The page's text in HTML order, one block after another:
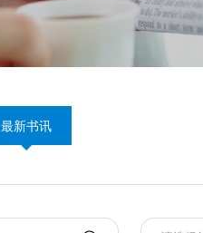
最新书讯